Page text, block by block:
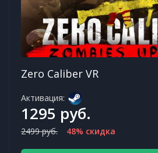
Zero Caliber VR
Активация:
1295 руб.
2499 руб. 48% скидка